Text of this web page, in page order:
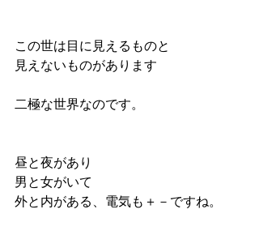
この世は目に見えるものと
見えないものがあります
二極な世界なのです。
昼と夜があり
男と女がいて
外と内がある、電気も＋－ですね。